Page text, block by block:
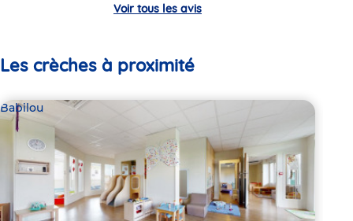
Voir tous les avis
Les crèches à proximité
Babilou